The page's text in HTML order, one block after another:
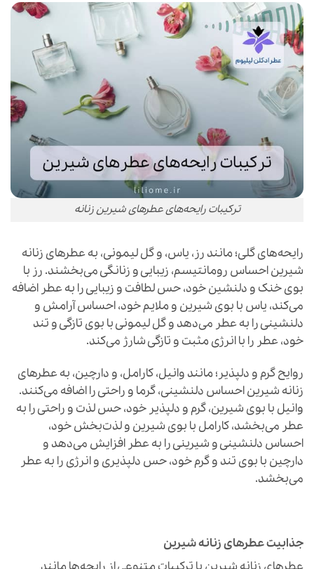
ترکیبات رایحه‌های عطرهای شیرین زنانه
رایحه‌های گلی؛ مانند رز، یاس، و گل لیمونی، به عطرهای زنانه
شیرین احساس رومانتیسم، زیبایی و زنانگی می‌بخشند. رز با
بوی خنک و دلنشین خود، حس لطافت و زیبایی را به عطر اضافه
می‌کند، یاس با بوی شیرین و ملایم خود، احساس آرامش و
دلنشینی را به عطر می‌دهد و گل لیمونی با بوی تازگی و تند
خود، عطر را با انرژی مثبت و تازگی شارژ می‌کند.
روایح گرم و دلپذیر؛ مانند وانیل، کارامل، و دارچین، به عطرهای
زنانه شیرین احساس دلنشینی، گرما و راحتی را اضافه می‌کنند.
وانیل با بوی شیرین، گرم و دلپذیر خود، حس لذت و راحتی را به
عطر می‌بخشد، کارامل با بوی شیرین و لذت‌بخش خود،
احساس دلنشینی و شیرینی را به عطر افزایش می‌دهد و
دارچین با بوی تند و گرم خود، حس دلپذیری و انرژی را به عطر
می‌بخشد.
جذابیت عطرهای زنانه شیرین